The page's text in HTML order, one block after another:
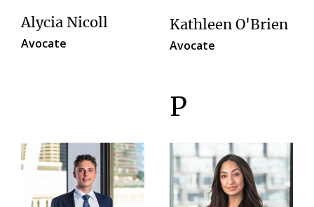
Alycia Nicoll
Avocate
Kathleen O'Brien
Avocate
P